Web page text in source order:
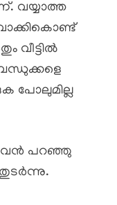
വയ്യാത്ത
വീട്ടിൽ
പോലുമില്ല
പറഞ്ഞു